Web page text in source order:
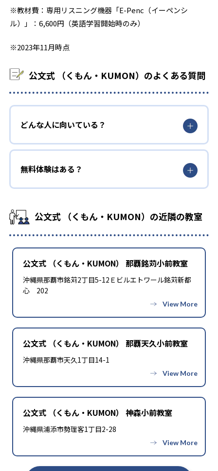
※教材費：専用リスニング機器「E-Penc（イーペンシ
ル）」：6,600円（英語学習開始時のみ）
※2023年11月時点
公文式 （くもん・KUMON）のよくある質問
どんな人に向いている？
無料体験はある？
公文式 （くもん・KUMON）の近隣の教室
公文式 （くもん・KUMON） 那覇銘苅小前教室
沖縄県那覇市銘苅2丁目5-12Ｅビルエトワール銘苅新都
心 202
公文式 （くもん・KUMON） 那覇天久小前教室
沖縄県那覇市天久1丁目14-1
公文式 （くもん・KUMON） 神森小前教室
沖縄県浦添市勢理客1丁目2-28